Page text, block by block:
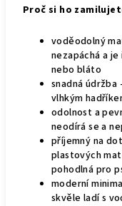
Proč si ho
voděodolný
nezapáchá a
nebo bláto
snadná
vlhkým
odolnost a
neodírá se a
příjemný na
plastových
pohodlná pro
moderní
skvěle ladí s